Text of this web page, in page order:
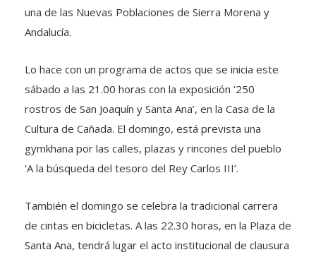
una de las Nuevas Poblaciones de Sierra Morena y
Andalucía.
Lo hace con un programa de actos que se inicia este
sábado a las 21.00 horas con la exposición ‘250
rostros de San Joaquín y Santa Ana’, en la Casa de la
Cultura de Cañada. El domingo, está prevista una
gymkhana por las calles, plazas y rincones del pueblo
‘A la búsqueda del tesoro del Rey Carlos III’.
También el domingo se celebra la tradicional carrera
de cintas en bicicletas. A las 22.30 horas, en la Plaza de
Santa Ana, tendrá lugar el acto institucional de clausura